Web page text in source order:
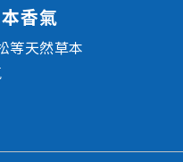
香氣
等天然草本